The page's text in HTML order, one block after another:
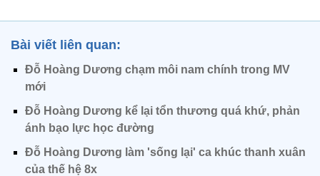
Bài viết liên quan:
Đỗ Hoàng Dương chạm môi nam chính trong MV
mới
Đỗ Hoàng Dương kể lại tổn thương quá khứ, phản
ánh bạo lực học đường
Đỗ Hoàng Dương làm 'sống lại' ca khúc thanh xuân
của thế hệ 8x